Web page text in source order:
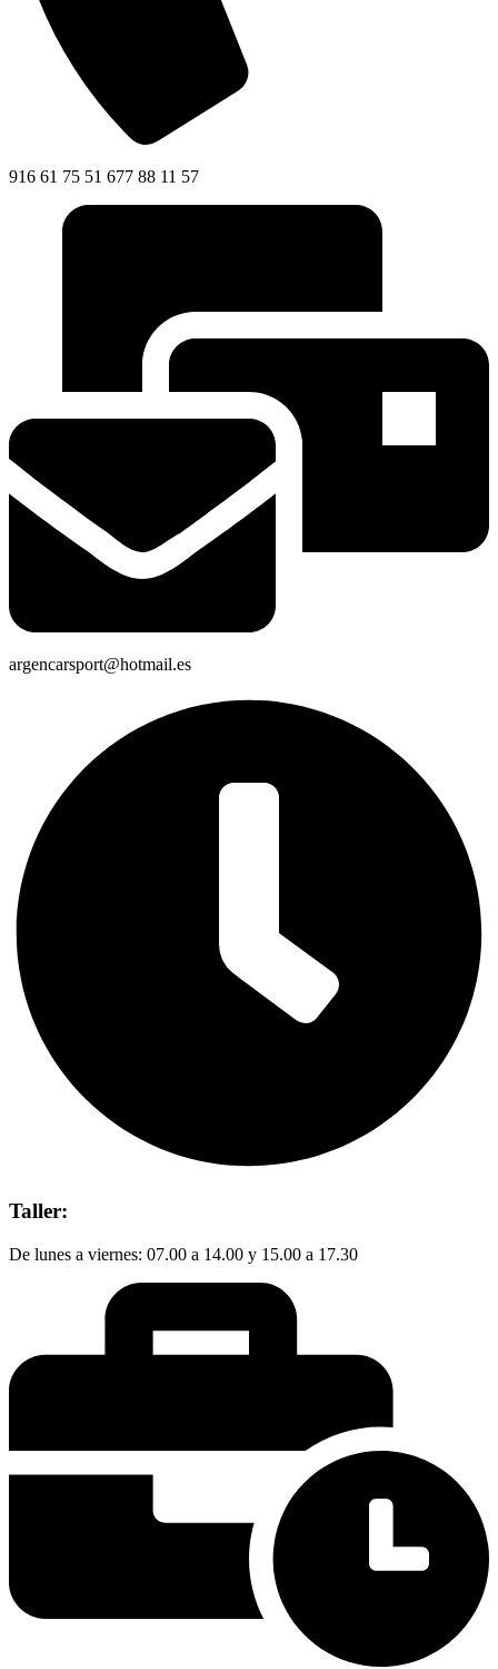
916 61 75 51 677 88 11 57
argencarsport@hotmail.es
Taller:
De lunes a viernes: 07.00 a 14.00 y 15.00 a 17.30